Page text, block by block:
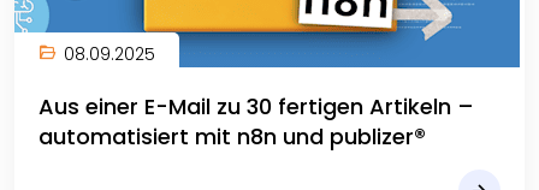
08.09.2025
Aus einer E-Mail zu 30 fertigen Artikeln –
automatisiert mit n8n und publizer®